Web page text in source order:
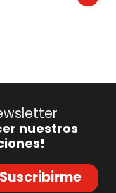
nuestros
Suscribirme